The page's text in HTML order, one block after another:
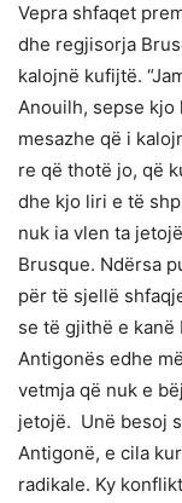
Vepra shfaqet
dhe regjisorja
kalojnë kufijtë.
Anouilh, sepse
mesazhe që i
re që thotë jo, që
dhe kjo liri e të
nuk ia vlen ta
Brusque. Ndërsa
për të sjellë
se të gjithë e kanë
Antigonës edhe
vetmja që nuk e
jetojë. Unë besoj
Antigonë, e cila
radikale. Ky